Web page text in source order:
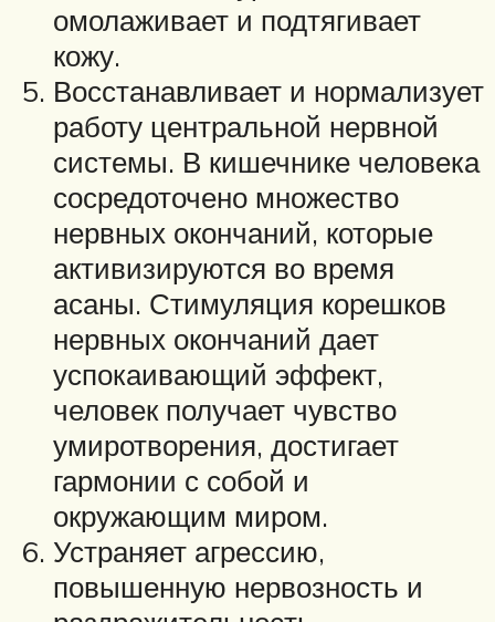
омолаживает и подтягивает
кожу.
Восстанавливает и нормализует
работу центральной нервной
системы. В кишечнике человека
сосредоточено множество
нервных окончаний, которые
активизируются во время
асаны. Стимуляция корешков
нервных окончаний дает
успокаивающий эффект,
человек получает чувство
умиротворения, достигает
гармонии с собой и
окружающим миром.
Устраняет агрессию,
повышенную нервозность и